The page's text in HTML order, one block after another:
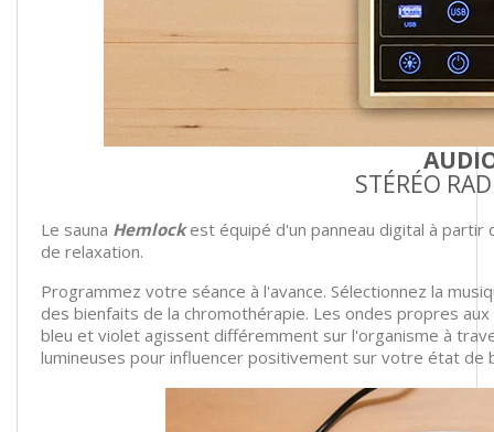
STÉRÉO
Le sauna Hemlock est équipé d'un panneau digital à
de relaxation.
Programmez votre séance à l'avance. Sélectionnez la
des bienfaits de la chromothérapie. Les ondes propres
bleu et violet agissent différemment sur l'organisme à
lumineuses pour influencer positivement sur votre état de